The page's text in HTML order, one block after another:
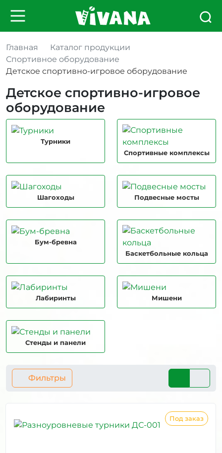
Главная
Каталог продукции
Спортивное оборудование
Детское спортивно-игровое оборудование
Детское спортивно-игровое
оборудование
Турники
Спортивные комплексы
Шагоходы Подвесные мосты
Бум-бревна
Баскетбольные кольца
Лабиринты Мишени
Стенды и панели
Фильтры
Под заказ